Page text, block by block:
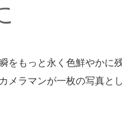
をもっと永く色鮮やかに
メラマンが一枚の写真と